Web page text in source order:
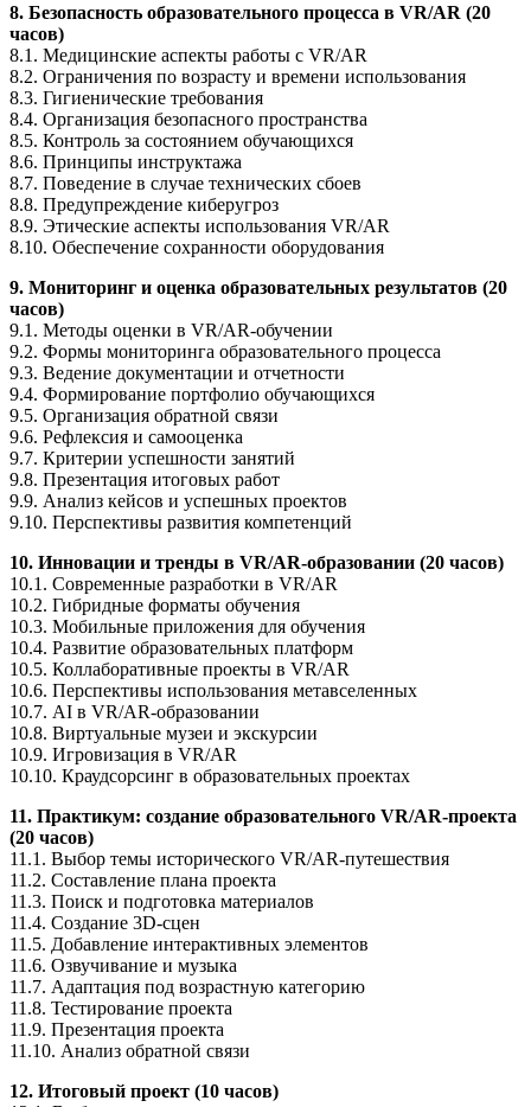
8. Безопасность образовательного процесса в VR/AR (20
часов)
8.1. Медицинские аспекты работы с VR/AR
8.2. Ограничения по возрасту и времени использования
8.3. Гигиенические требования
8.4. Организация безопасного пространства
8.5. Контроль за состоянием обучающихся
8.6. Принципы инструктажа
8.7. Поведение в случае технических сбоев
8.8. Предупреждение киберугроз
8.9. Этические аспекты использования VR/AR
8.10. Обеспечение сохранности оборудования
9. Мониторинг и оценка образовательных результатов (20
часов)
9.1. Методы оценки в VR/AR-обучении
9.2. Формы мониторинга образовательного процесса
9.3. Ведение документации и отчетности
9.4. Формирование портфолио обучающихся
9.5. Организация обратной связи
9.6. Рефлексия и самооценка
9.7. Критерии успешности занятий
9.8. Презентация итоговых работ
9.9. Анализ кейсов и успешных проектов
9.10. Перспективы развития компетенций
10. Инновации и тренды в VR/AR-образовании (20 часов)
10.1. Современные разработки в VR/AR
10.2. Гибридные форматы обучения
10.3. Мобильные приложения для обучения
10.4. Развитие образовательных платформ
10.5. Коллаборативные проекты в VR/AR
10.6. Перспективы использования метавселенных
10.7. AI в VR/AR-образовании
10.8. Виртуальные музеи и экскурсии
10.9. Игровизация в VR/AR
10.10. Краудсорсинг в образовательных проектах
11. Практикум: создание образовательного VR/AR-проекта
(20 часов)
11.1. Выбор темы исторического VR/AR-путешествия
11.2. Составление плана проекта
11.3. Поиск и подготовка материалов
11.4. Создание 3D-сцен
11.5. Добавление интерактивных элементов
11.6. Озвучивание и музыка
11.7. Адаптация под возрастную категорию
11.8. Тестирование проекта
11.9. Презентация проекта
11.10. Анализ обратной связи
12. Итоговый проект (10 часов)